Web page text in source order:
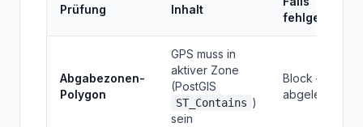
Prüfung Inhalt
Abgabezonen-
Polygon
GPS muss in
aktiver Zone
(PostGIS
ST_Contains )
sein
Block –
abgelehnt